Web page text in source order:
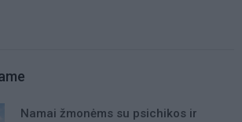
Namai žmonėms su psichikos ir